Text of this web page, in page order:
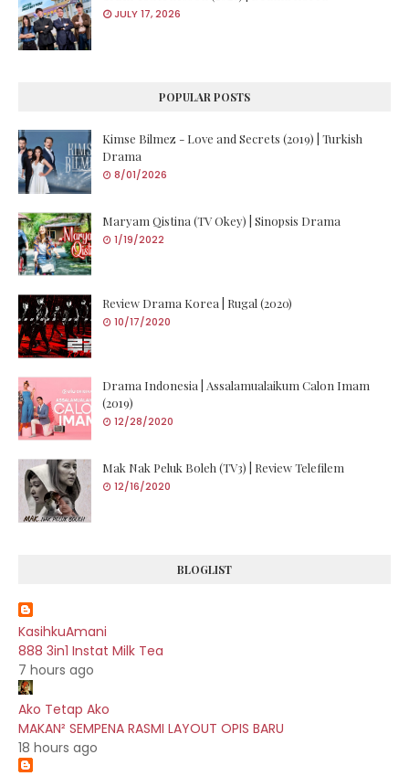
JULY 17, 2026
POPULAR POSTS
Kimse Bilmez - Love and Secrets (2019) | Turkish
Drama
8/01/2026
Maryam Qistina (TV Okey) | Sinopsis Drama
1/19/2022
Review Drama Korea | Rugal (2020)
10/17/2020
Drama Indonesia | Assalamualaikum Calon Imam
(2019)
12/28/2020
Mak Nak Peluk Boleh (TV3) | Review Telefilem
12/16/2020
BLOGLIST
KasihkuAmani
888 3in1 Instat Milk Tea
7 hours ago
Ako Tetap Ako
MAKAN² SEMPENA RASMI LAYOUT OPIS BARU
18 hours ago